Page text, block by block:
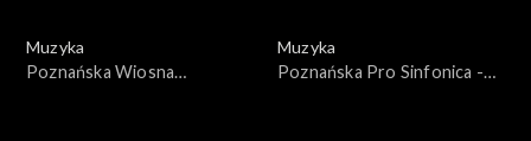
Muzyka
Poznańska Wiosna
Muzyka
Poznańska Pro Sinfonica -